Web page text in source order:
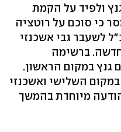
ולפיד על הקמת
כי סוכם על רוטציה
לשעבר גבי אשכנזי
ברשימה
במקום הראשון.
השלישי ואשכנזי
מיוחדת בהמשך